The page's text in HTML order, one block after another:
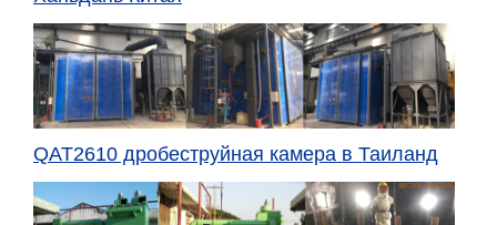
QAT2610 дробеструйная камера в Таиланд